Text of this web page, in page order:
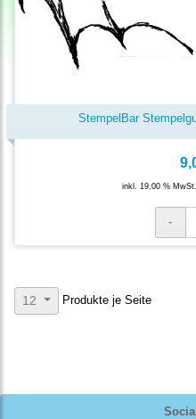
StempelBar
inkl. 19,00 %
12 Produkte je Seite